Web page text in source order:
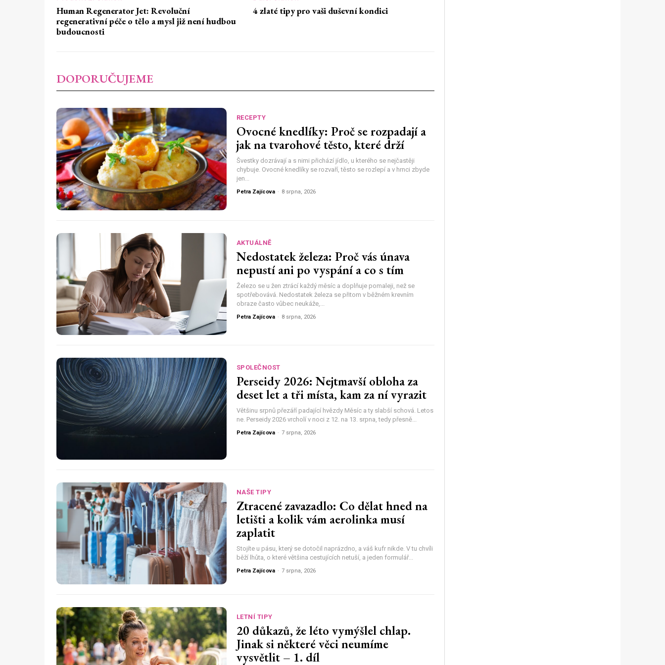
Human Regenerator Jet: Revoluční
regenerativní péče o tělo a mysl již není hudbou
budoucnosti
4 zlaté tipy pro vaši duševní kondici
DOPORUČUJEME
RECEPTY
Ovocné knedlíky: Proč se rozpadají a
jak na tvarohové těsto, které drží
Švestky dozrávají a s nimi přichází jídlo, u kterého se nejčastěji
chybuje. Ovocné knedlíky se rozvaří, těsto se rozlepí a v hrnci zbyde
jen...
Petra Zajícova - 8 srpna, 2026
AKTUÁLNĚ
Nedostatek železa: Proč vás únava
nepustí ani po vyspání a co s tím
Železo se u žen ztrácí každý měsíc a doplňuje pomaleji, než se
spotřebovává. Nedostatek železa se přitom v běžném krevním
obraze často vůbec neukáže,...
Petra Zajícova - 8 srpna, 2026
SPOLEČNOST
Perseidy 2026: Nejtmavší obloha za
deset let a tři místa, kam za ní vyrazit
Většinu srpnů přezáří padající hvězdy Měsíc a ty slabší schová. Letos
ne. Perseidy 2026 vrcholí v noci z 12. na 13. srpna, tedy přesně...
Petra Zajícova - 7 srpna, 2026
NAŠE TIPY
Ztracené zavazadlo: Co dělat hned na
letišti a kolik vám aerolinka musí
zaplatit
Stojíte u pásu, který se dotočil naprázdno, a váš kufr nikde. V tu chvíli
běží lhůta, o které většina cestujících netuší, a jeden formulář...
Petra Zajícova - 7 srpna, 2026
LETNÍ TIPY
20 důkazů, že léto vymýšlel chlap.
Jinak si některé věci neumíme
vysvětlit – 1. díl